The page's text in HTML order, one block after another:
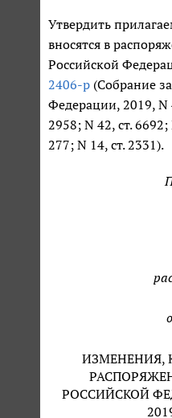
Утвердить
вносятся в
Российской
2406-р (Собрание
Федерации, 2019, N
2958; N 42, ст. 6692;
277; N 14, ст. 2331).
ИЗМЕНЕНИЯ,
РОССИЙСКОЙ